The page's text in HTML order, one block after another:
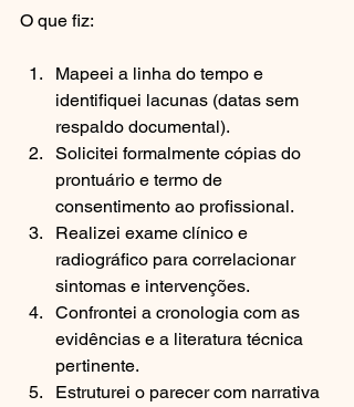
O que fiz:
Mapeei a linha do tempo e
identifiquei lacunas (datas sem
respaldo documental).
Solicitei formalmente cópias do
prontuário e termo de
consentimento ao profissional.
Realizei exame clínico e
radiográfico para correlacionar
sintomas e intervenções.
Confrontei a cronologia com as
evidências e a literatura técnica
pertinente.
Estruturei o parecer com narrativa